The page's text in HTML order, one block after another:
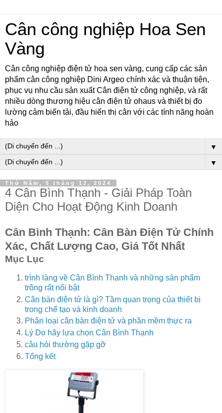
Cân công nghiệp Hoa Sen
Vàng
Cân công nghiệp điện tử hoa sen vàng, cung cấp các sản
phẩm cân công nghiệp Dini Argeo chính xác và thuận tiện,
phục vụ nhu cầu sản xuất Cân điện tử công nghiệp, và rất
nhiều dòng thương hiệu cân điện tử ohaus và thiết bị đo
lường cảm biến tải, đầu hiển thị cân với các tính năng hoàn
hảo
▼
▼
Thứ Năm, 5 tháng 12, 2024
4 Cân Bình Thạnh - Giải Pháp Toàn
Diện Cho Hoạt Động Kinh Doanh
Cân Bình Thạnh: Cân Bàn Điện Tử Chính
Xác, Chất Lượng Cao, Giá Tốt Nhất
Mục Lục
trình làng về Cân Bình Thạnh và những sản phẩm
trông rất nổi bật
Cân bàn điện tử là gì? Tầm quan trọng của thiết bị
trong chế tạo và kinh doanh
Phân loại cân bàn điện tử và phần mềm thực ra
Lý Do hãy lựa chọn Cân Bình Thạnh
câu hỏi thường gặp gỡ
Tổng kết